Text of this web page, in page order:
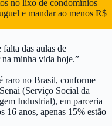
no lixo de condomínios
e mandar ao menos R$
das aulas de
minha vida hoje.”
raro no Brasil, conforme
(Serviço Social da
Industrial), em parceria
16 anos, apenas 15% estão